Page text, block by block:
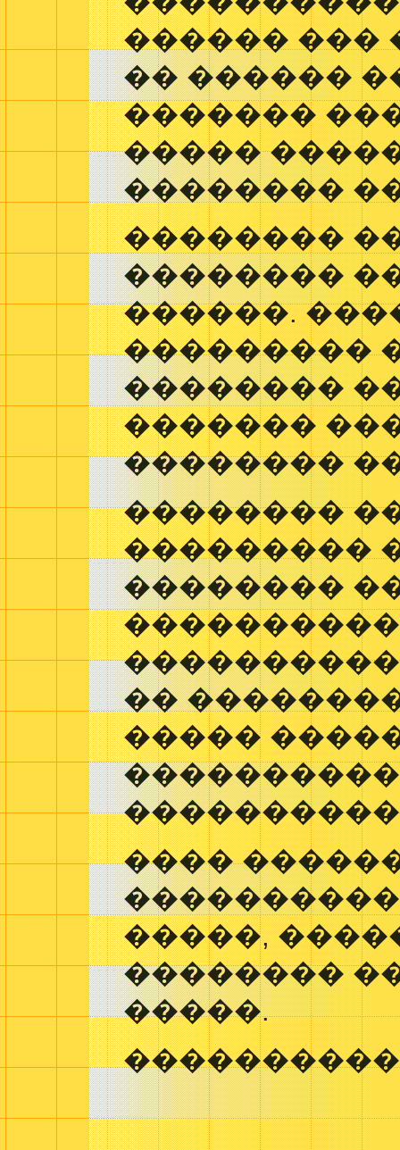
������ ���
�� ������
�������
�����
��������
��������
��������
������.
���������
��������
�������
��������
��������
���������
��������
��
�����
����
�����,
��������
�����.